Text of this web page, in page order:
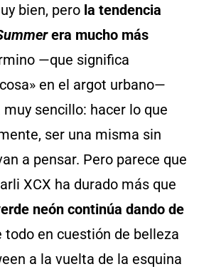
bien, pero la tendencia
era mucho más
—que significa
en el argot urbano—
sencillo: hacer lo que
ser una misma sin
a pensar. Pero parece que
XCX ha durado más que
neón continúa dando de
todo en cuestión de belleza
a la vuelta de la esquina